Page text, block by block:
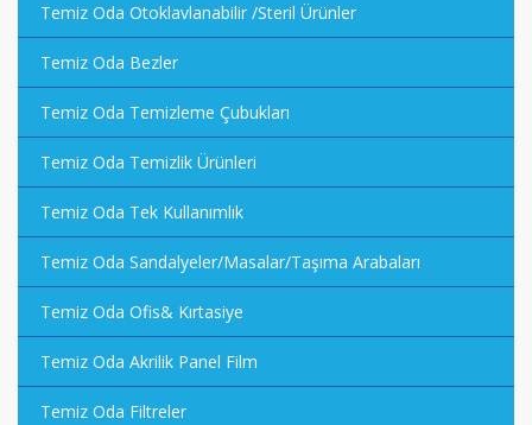
Temiz Oda Otoklavlanabilir /Steril Ürünler
Temiz Oda Bezler
Temiz Oda Temizleme Çubukları
Temiz Oda Temizlik Ürünleri
Temiz Oda Tek Kullanımlık
Temiz Oda Sandalyeler/Masalar/Taşıma Arabaları
Temiz Oda Ofis& Kırtasiye
Temiz Oda Akrilik Panel Film
Temiz Oda Filtreler